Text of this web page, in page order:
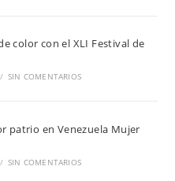
color con el XLI Festival de
/ SIN COMENTARIOS
patrio en Venezuela Mujer
/ SIN COMENTARIOS